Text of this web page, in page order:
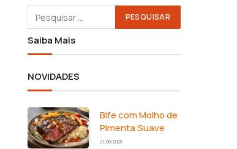
Saiba Mais
NOVIDADES
Bife com Molho de
Pimenta Suave
21/06/2026